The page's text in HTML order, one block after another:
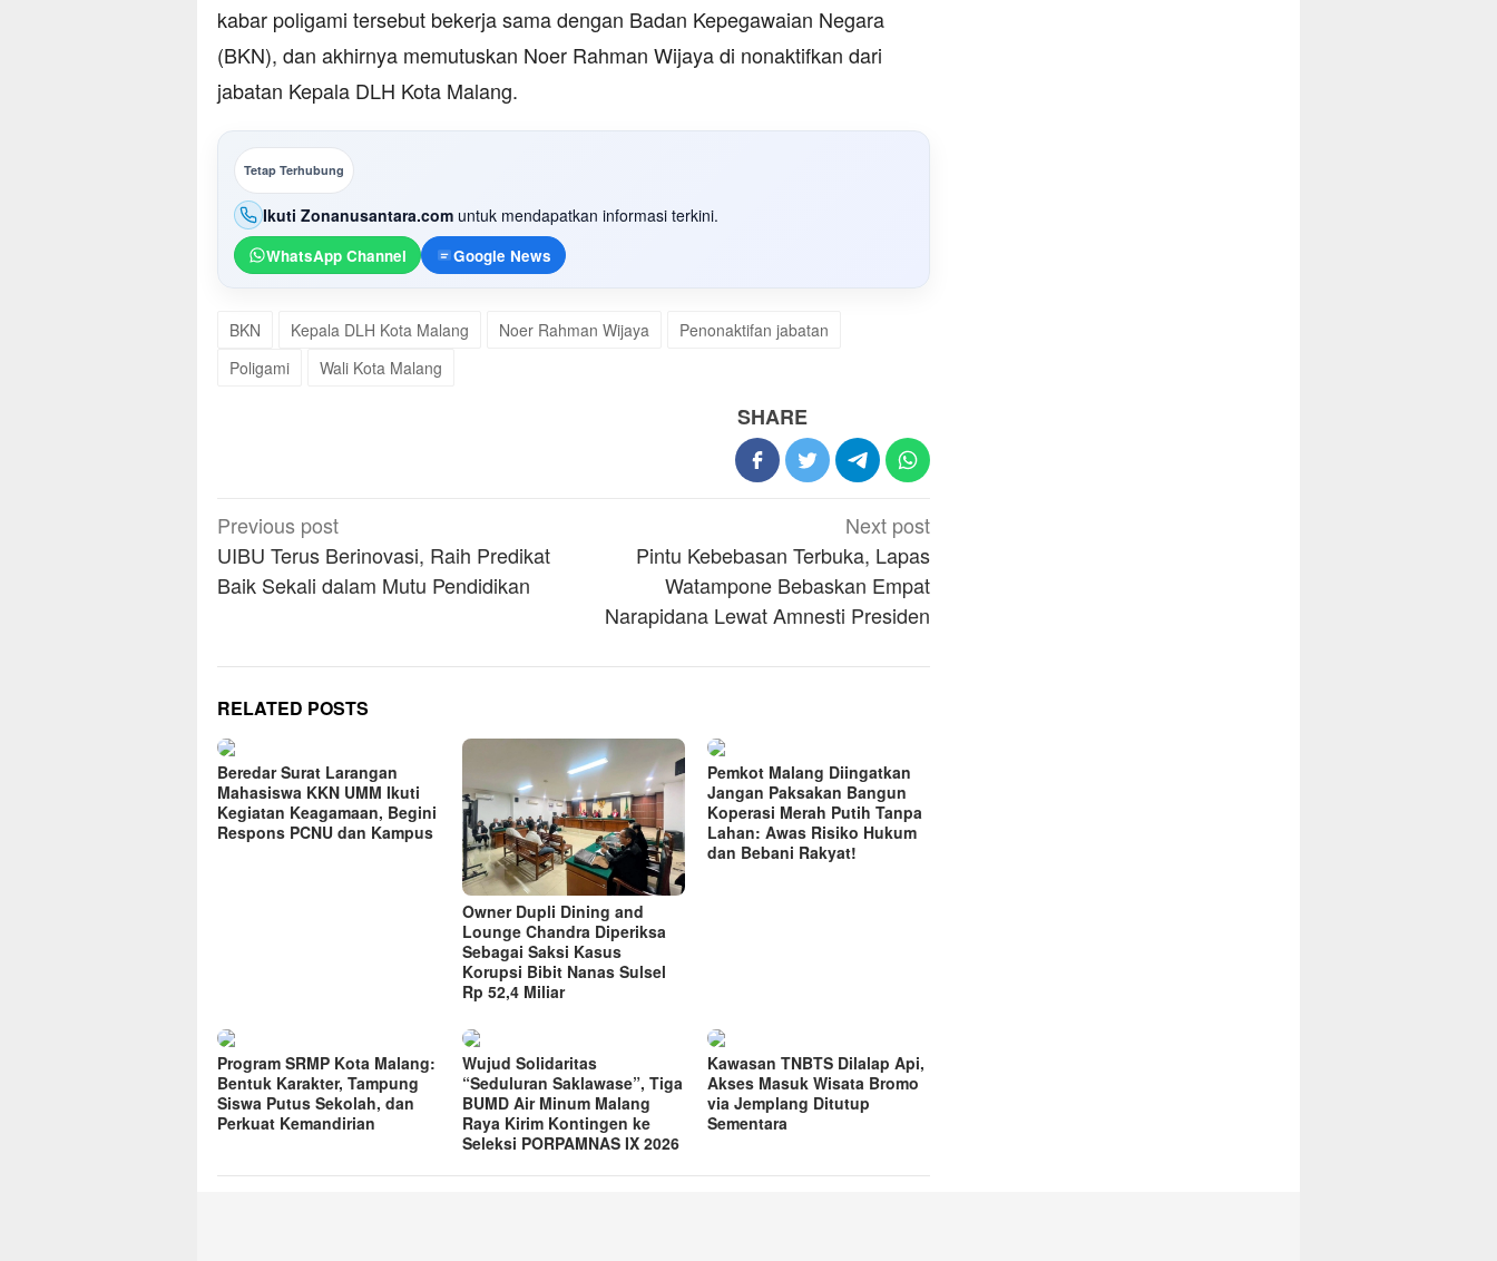
kabar poligami tersebut bekerja sama dengan Badan Kepegawaian Negara
(BKN), dan akhirnya memutuskan Noer Rahman Wijaya di nonaktifkan dari
jabatan Kepala DLH Kota Malang.
Tetap Terhubung
Ikuti Zonanusantara.com untuk mendapatkan informasi terkini.
WhatsApp Channel Google News
BKN Kepala DLH Kota Malang Noer Rahman Wijaya
Penonaktifan jabatan
Poligami
Wali Kota Malang
SHARE
Post
navigation
Previous post
UIBU Terus Berinovasi, Raih Predikat
Baik Sekali dalam Mutu Pendidikan
Next post
Pintu Kebebasan Terbuka, Lapas
Watampone Bebaskan Empat
Narapidana Lewat Amnesti Presiden
RELATED POSTS
Beredar Surat Larangan
Mahasiswa KKN UMM Ikuti
Kegiatan Keagamaan, Begini
Respons PCNU dan Kampus
Owner Dupli Dining and
Lounge Chandra Diperiksa
Sebagai Saksi Kasus
Korupsi Bibit Nanas Sulsel
Rp 52,4 Miliar
Pemkot Malang Diingatkan
Jangan Paksakan Bangun
Koperasi Merah Putih Tanpa
Lahan: Awas Risiko Hukum
dan Bebani Rakyat!
Program SRMP Kota Malang:
Bentuk Karakter, Tampung
Siswa Putus Sekolah, dan
Perkuat Kemandirian
Wujud Solidaritas
“Seduluran Saklawase”, Tiga
BUMD Air Minum Malang
Raya Kirim Kontingen ke
Seleksi PORPAMNAS IX 2026
Kawasan TNBTS Dilalap Api,
Akses Masuk Wisata Bromo
via Jemplang Ditutup
Sementara